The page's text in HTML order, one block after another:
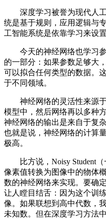
深度学习被誉为现代人工
统是基于规则，应用逻辑与
工智能系统是依靠学习来设
今天的神经网络也学习参
的一部分：如果参数足够大
可以拟合任何类型的数据。
于不同领域。
神经网络的灵活性来源于
模型中，然后网络再以多种
神经网络的输出是来自于复
也就是说，神经网络的计算
极高。
比方说，Noisy Student（
像素值转换为图像中的物体
数的神经网络来实现。要确
让人瞠目结舌：因为这个训
像。如果联想到高中代数，
未知数。但在深度学习方法